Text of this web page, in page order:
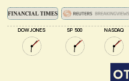
DOW JONES SP 500 NASDAQ